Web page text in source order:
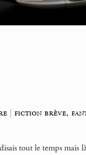
|fiction brève,
tout le temps